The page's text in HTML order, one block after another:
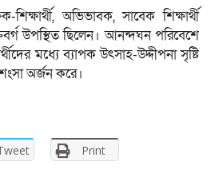
শিক্ষার্থী, অভিভাবক, সাবেক শিক্ষার্থী
উপস্থিত ছিলেন। আনন্দঘন পরিবেশে
মধ্যে ব্যাপক উৎসাহ-উদ্দীপনা সৃষ্টি
অর্জন করে।
Print